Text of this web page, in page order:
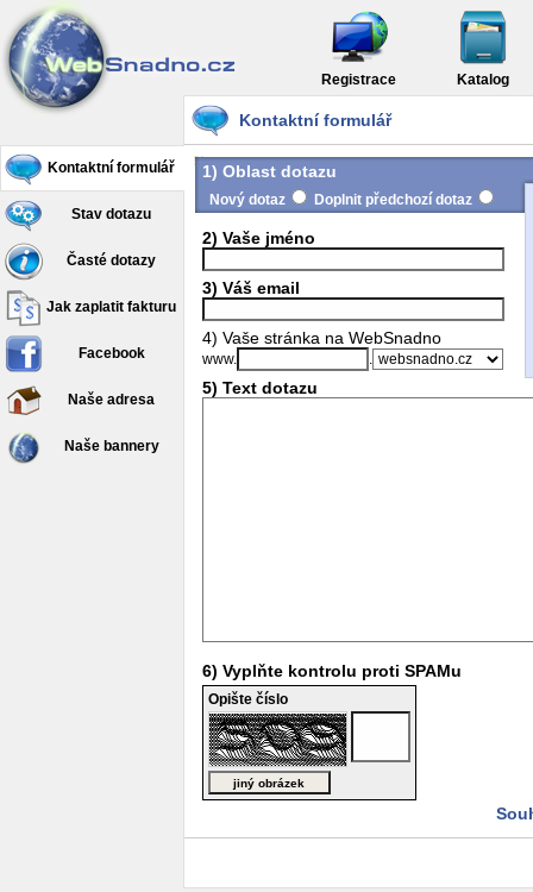
Registrace Katalog
Kontaktní formulář
Stav dotazu
Časté dotazy
Jak zaplatit fakturu
Facebook
Naše adresa
Naše bannery
Kontaktní formulář
1) Oblast dotazu
Nový dotaz Doplnit předchozí dotaz
2) Vaše jméno
3) Váš email
4) Vaše stránka na WebSnadno
www. .
5) Text dotazu
6) Vyplňte kontrolu proti SPAMu
Opište číslo